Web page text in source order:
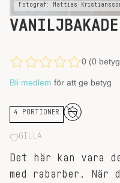
Fotograf: Mattias
0 (0
Bli medlem för att ge betyg
4 PORTIONER
GILLA
Det här kan vara
med rabarber. När